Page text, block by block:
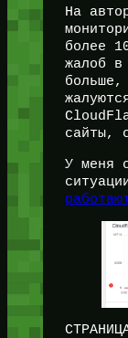
На
более
жалоб в
больше,
сайты,
У меня